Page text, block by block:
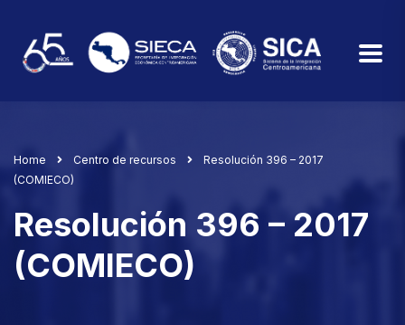
Home Centro de recursos
Resolución 396 – 2017
(COMIECO)
Resolución 396 – 2017
(COMIECO)